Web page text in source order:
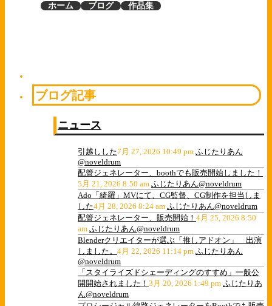
ホーム ブログ 作品集
ブログ記事
ニュース
引越しした7月 27, 2026 10:49 pm ふじたりあん
@noveldrum
配管ジェネレーター、boothでも販売開始しました！
5月 21, 2026 8:50 am ふじたりあん@noveldrum
Ado「綺羅」MVにて、CG監督、CG制作を担当しま
した4月 28, 2026 8:24 am ふじたりあん@noveldrum
配管ジェネレーター、販売開始！ 4月 25, 2026 8:50
am ふじたりあん@noveldrum
Blenderクリエイターが選ぶ「推しアドオン」 出演
しました。 4月 22, 2026 11:14 pm ふじたりあん
@noveldrum
「スタイライズドシェーディングのすすめ」一般公
開開始されました！ 3月 20, 2026 1:49 pm ふじたりあ
ん@noveldrum